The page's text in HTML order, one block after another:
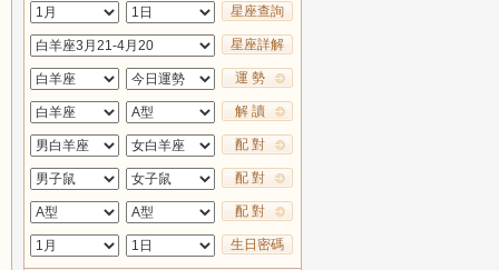
星座查詢
星座詳解
運 勢
解 讀
配 對
配 對
配 對
生日密碼